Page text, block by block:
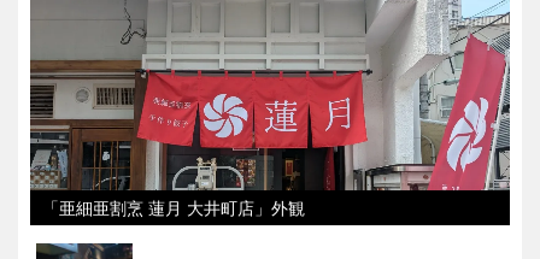
「亜細亜割烹 蓮月 大井町店」外観